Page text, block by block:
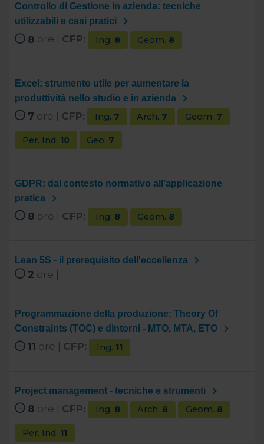
Controllo di Gestione in azienda: tecniche
utilizzabili e casi pratici
8 ore | CFP: Ing. 8 Geom. 8
Excel: strumento utile per aumentare la
produttività nello studio e in azienda
7 ore | CFP: Ing. 7 Arch. 7 Geom. 7
Per. Ind. 10 Geo. 7
GDPR: dal contesto normativo all’applicazione
pratica
8 ore | CFP: Ing. 8 Geom. 8
Lean 5S - il prerequisito dell'eccellenza
2 ore |
Programmazione della produzione: Theory Of
Constraints (TOC) e dintorni - MTO, MTA, ETO
11 ore | CFP: Ing. 11
Project management - tecniche e strumenti
8 ore | CFP: Ing. 8 Arch. 8 Geom. 8
Per. Ind. 11